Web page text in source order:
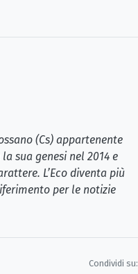
(Cs) appartenente
sua genesi nel 2014 e
L’Eco diventa più
per le notizie
Condividi su: